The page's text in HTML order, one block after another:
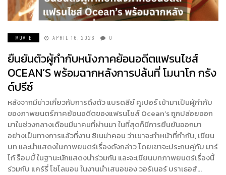
MOVIE APRIL 16, 2026 0
ยืนยันตัวผู้กำกับหนังภาคย้อนอดีตแฟรนไชส์
OCEAN’S พร้อมฉากหลังการปล้นที่ โมนาโก กรัง
ด์ปรีซ์
หลังจากมีข่าวเกี่ยวกับการดึงตัว แบรดลีย์ คูเปอร์ เข้ามาเป็นผู้กำกับ
ของภาพยนตร์ภาคย้อนอดีตของแฟรนไชส์ Ocean’s ถูกปล่อยออก
มาในช่วงกลางเดือนมีนาคมที่ผ่านมา ในที่สุดก็มีการยืนยันออกมา
อย่างเป็นทางการแล้วที่งาน ซิเนม่าคอน ว่าเขาจะทำหน้าที่กำกับ, เขียน
บท และนำแสดงในภาพยนตร์เรื่องดังกล่าว โดยเขาจะประกบคู่กับ มาร์
โก้ ร็อบบี้ ในฐานะนักแสดงนำร่วมกัน และจะเขียนบทภาพยนตร์เรื่องนี้
ร่วมกับ แคร์รี่ โซโลมอน ในงานนำเสนอของ วอร์เนอร์ บราเธอส์…